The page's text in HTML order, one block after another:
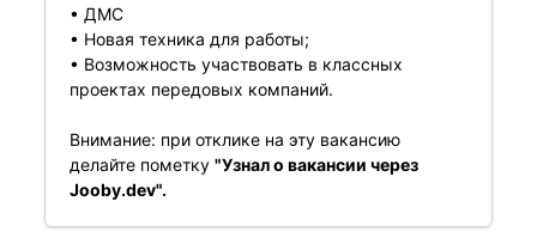
• ДМС
• Новая техника для работы;
• Возможность участвовать в классных
проектах передовых компаний.
Внимание: при отклике на эту вакансию
делайте пометку "Узнал о вакансии через
Jooby.dev".